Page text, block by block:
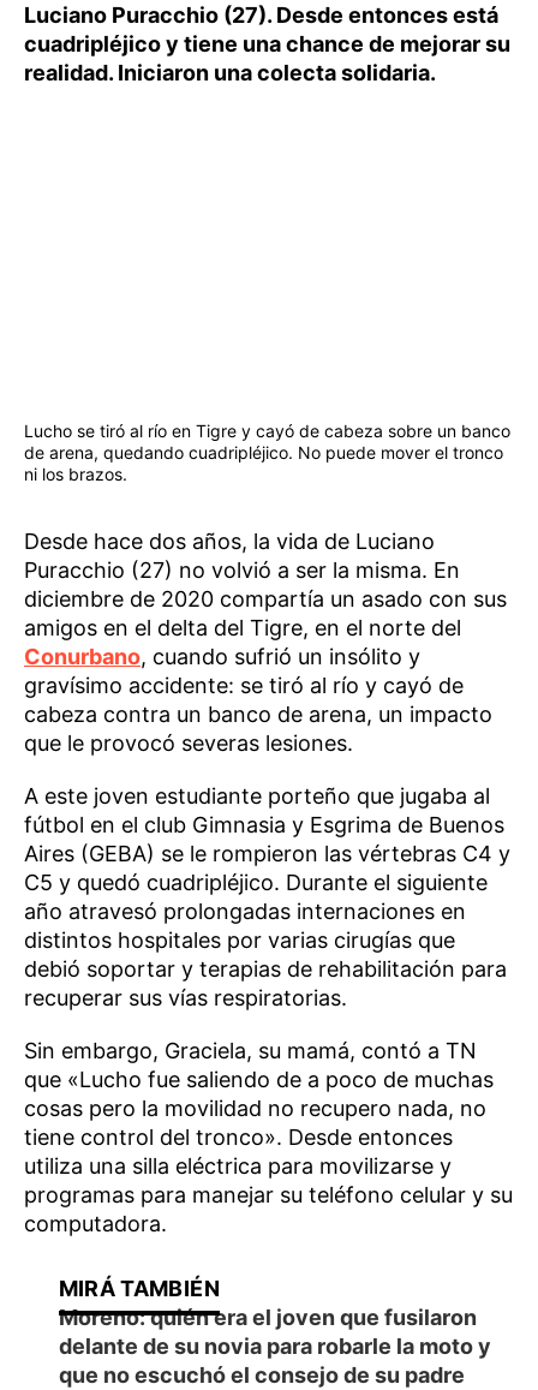
Luciano Puracchio (27). Desde entonces está
cuadripléjico y tiene una chance de mejorar su
realidad. Iniciaron una colecta solidaria.
Lucho se tiró al río en Tigre y cayó de cabeza sobre un banco
de arena, quedando cuadripléjico. No puede mover el tronco
ni los brazos.
Desde hace dos años, la vida de Luciano
Puracchio (27) no volvió a ser la misma. En
diciembre de 2020 compartía un asado con sus
amigos en el delta del Tigre, en el norte del
Conurbano, cuando sufrió un insólito y
gravísimo accidente: se tiró al río y cayó de
cabeza contra un banco de arena, un impacto
que le provocó severas lesiones.
A este joven estudiante porteño que jugaba al
fútbol en el club Gimnasia y Esgrima de Buenos
Aires (GEBA) se le rompieron las vértebras C4 y
C5 y quedó cuadripléjico. Durante el siguiente
año atravesó prolongadas internaciones en
distintos hospitales por varias cirugías que
debió soportar y terapias de rehabilitación para
recuperar sus vías respiratorias.
Sin embargo, Graciela, su mamá, contó a TN
que «Lucho fue saliendo de a poco de muchas
cosas pero la movilidad no recupero nada, no
tiene control del tronco». Desde entonces
utiliza una silla eléctrica para movilizarse y
programas para manejar su teléfono celular y su
computadora.
Moreno: quién era el joven que fusilaron
delante de su novia para robarle la moto y
que no escuchó el consejo de su padre